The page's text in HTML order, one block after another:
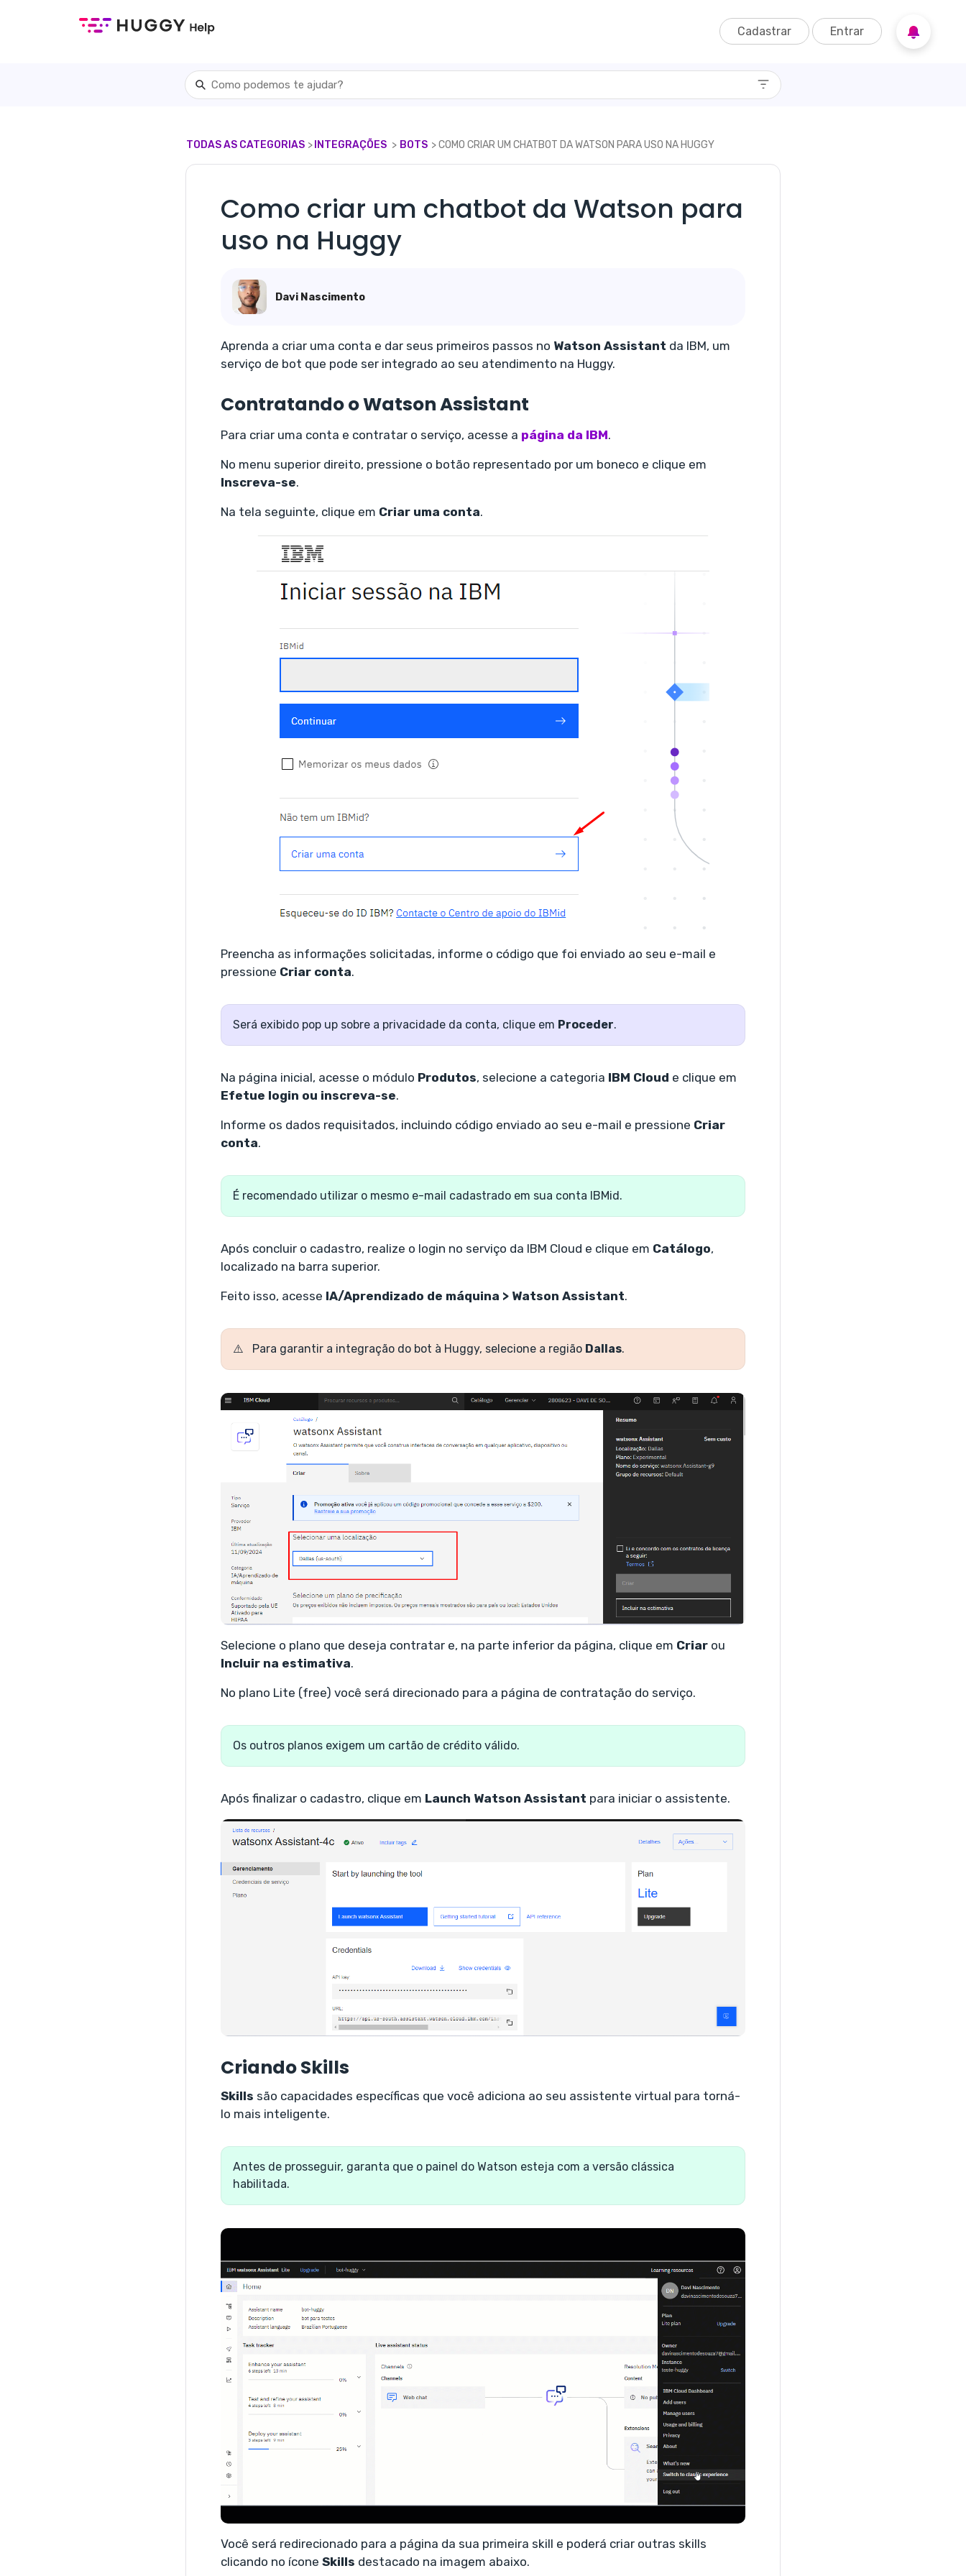
Cadastrar Entrar
TODAS AS CATEGORIAS ​>​ ​INTEGRAÇÕES ​ > ​ ​BOTS ​> ​ COMO CRIAR UM CHATBOT DA WATSON PARA USO NA HUGGY
Como criar um chatbot da Watson para
uso na Huggy
Davi Nascimento
Aprenda a criar uma conta e dar seus primeiros passos no Watson Assistant da IBM, um
serviço de bot que pode ser integrado ao seu atendimento na Huggy.
Contratando o Watson Assistant
Para criar uma conta e contratar o serviço, acesse a página da IBM.
No menu superior direito, pressione o botão representado por um boneco e clique em
Inscreva-se.
Na tela seguinte, clique em Criar uma conta.
Preencha as informações solicitadas, informe o código que foi enviado ao seu e-mail e
pressione Criar conta.
Será exibido pop up sobre a privacidade da conta, clique em Proceder.
Na página inicial, acesse o módulo Produtos, selecione a categoria IBM Cloud e clique em
Efetue login ou inscreva-se.
Informe os dados requisitados, incluindo código enviado ao seu e-mail e pressione Criar
conta.
É recomendado utilizar o mesmo e-mail cadastrado em sua conta IBMid.
Após concluir o cadastro, realize o login no serviço da IBM Cloud e clique em Catálogo,
localizado na barra superior.
Feito isso, acesse IA/Aprendizado de máquina > Watson Assistant.
Para garantir a integração do bot à Huggy, selecione a região Dallas.
Selecione o plano que deseja contratar e, na parte inferior da página, clique em Criarou
Incluir na estimativa.
No plano Lite (free) você será direcionado para a página de contratação do serviço.
Os outros planos exigem um cartão de crédito válido.
Após finalizar o cadastro, clique em Launch Watson Assistant para iniciar o assistente.
Criando Skills
Skills são capacidades específicas que você adiciona ao seu assistente virtual para torná-
lo mais inteligente.
Antes de prosseguir, garanta que o painel do Watson esteja com a versão clássica
habilitada.
Você será redirecionado para a página da sua primeira skill e poderá criar outras skills
clicando no ícone Skills destacado na imagem abaixo.